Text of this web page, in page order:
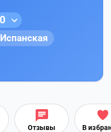
Испанская
Отзывы В